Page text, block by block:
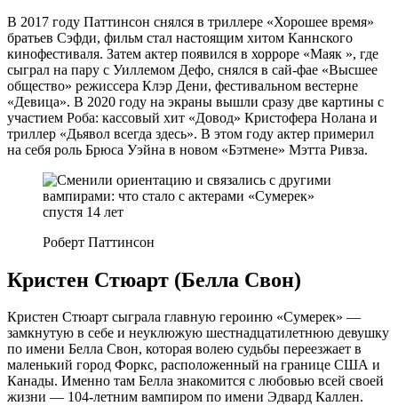
В 2017 году Паттинсон снялся в триллере «Хорошее время»
братьев Сэфди, фильм стал настоящим хитом Каннского
кинофестиваля. Затем актер появился в хорроре «Маяк », где
сыграл на пару с Уиллемом Дефо, снялся в сай-фае «Высшее
общество» режиссера Клэр Дени, фестивальном вестерне
«Девица». В 2020 году на экраны вышли сразу две картины с
участием Роба: кассовый хит «Довод» Кристофера Нолана и
триллер «Дьявол всегда здесь». В этом году актер примерил
на себя роль Брюса Уэйна в новом «Бэтмене» Мэтта Ривза.
Роберт Паттинсон
Кристен Стюарт (Белла Свон)
Кристен Стюарт сыграла главную героиню «Сумерек» —
замкнутую в себе и неуклюжую шестнадцатилетнюю девушку
по имени Белла Свон, которая волею судьбы переезжает в
маленький город Форкс, расположенный на границе США и
Канады. Именно там Белла знакомится с любовью всей своей
жизни — 104-летним вампиром по имени Эдвард Каллен.